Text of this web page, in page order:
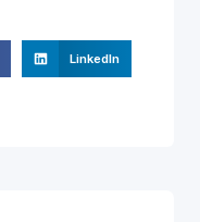
LinkedIn